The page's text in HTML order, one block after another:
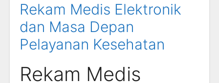
Rekam Medis Elektronik
dan Masa Depan
Pelayanan Kesehatan
Rekam Medis